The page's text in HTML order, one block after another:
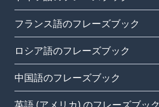
フランス語のフレーズブック
ロシア語のフレーズブック
中国語のフレーズブック